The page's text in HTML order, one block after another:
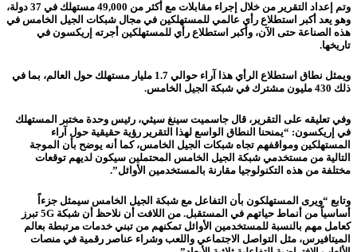
وتم إعداد التقرير من خلال إجراء مقابلات مع أكثر من 49,000 مستهلك في 37 دولة،
وهو يعد أكبر استطلاع رأي عالمي للمستهلكين في مجال شبكات الجيل الخامس في
هذه الصناعة حتى الآن، وأكبر استطلاع رأي للمستهلكين أجرته إريكسون في
تاريخها.
ويمثل نطاق استطلاع الرأي هذا آراء حوالي 1.7 مليار مستهلك حول العالم، بما في
ذلك 430 مليون مشترك في شبكة الجيل الخامس.
وفي تعليقه على التقرير، قال جاسميت سينغ سيثي، رئيس وحدة مختبر المستهلك
في إريكسون: “يمنحنا النطاق الواسع لهذا التقرير رؤية حقيقية حول آراء
المستهلكين ومواقفهم تجاه شبكات الجيل الخامس، كما أنه يوضح بأن الموجة
التالية من مستخدمي شبكة الجيل الخامس المحتملين سيكون لديهم توقعات
مختلفة من هذه التكنولوجيا مقارنة بالمستخدمين الأوائل”.
وتابع “ويرى المستهلكون بأن التفاعل مع شبكة الجيل الخامس سيمثل جزءاً
أساسياً من أنماط حياتهم في المستقبل. من اللافت أن نلاحظ أن شبكة 5G تبرز
كعامل مهم بالنسبة للمستخدمين الأوائل تمكنهم من تبني خدمات مرتبطة بعالم
الميتافيرس، مثل التواصل الاجتماعي واللعب وشراء عناصر رقمية في منصات